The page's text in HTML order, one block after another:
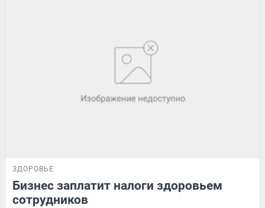
ЗДОРОВЬЕ
Бизнес заплатит налоги здоровьем
сотрудников